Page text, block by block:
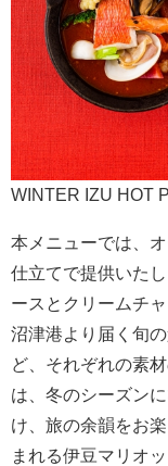
WINTER IZU HOT
本メニューでは、
仕立てで提供いた
ースとクリームチ
沼津港より届く旬
ど、それぞれの素
は、冬のシーズン
け、旅の余韻をお
まれる伊豆マリオ